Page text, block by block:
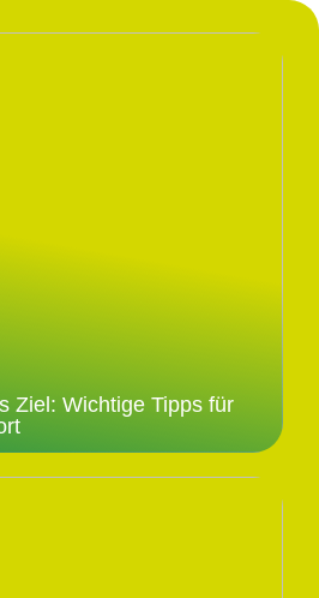
Ziel: Wichtige Tipps für